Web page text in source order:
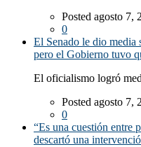
Posted agosto 7,
0
El Senado le dio media
pero el Gobierno tuvo
El oficialismo logró
Posted agosto 7,
0
“Es una cuestión entre
descartó una